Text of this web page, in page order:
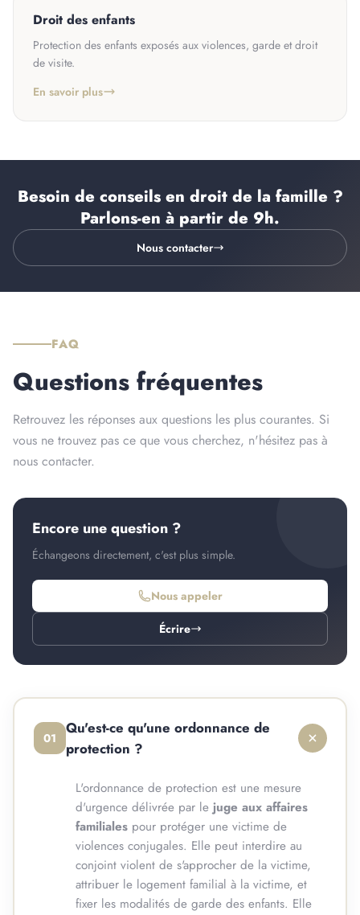
Droit des enfants
Protection des enfants exposés aux violences, garde et droit
de visite.
En savoir plus
Besoin de conseils en droit de la famille ?
Parlons-en à partir de 9h.
Nous contacter
FAQ
Questions fréquentes
Retrouvez les réponses aux questions les plus courantes. Si
vous ne trouvez pas ce que vous cherchez, n'hésitez pas à
nous contacter.
Encore une question ?
Échangeons directement, c'est plus simple.
Nous appeler
Écrire
01
Qu'est-ce qu'une ordonnance de
protection ?
L'ordonnance de protection est une mesure
d'urgence délivrée par le juge aux affaires
familialespour protéger une victime de
violences conjugales. Elle peut interdire au
conjoint violent de s'approcher de la victime,
attribuer le logement familial à la victime, et
fixer les modalités de garde des enfants. Elle